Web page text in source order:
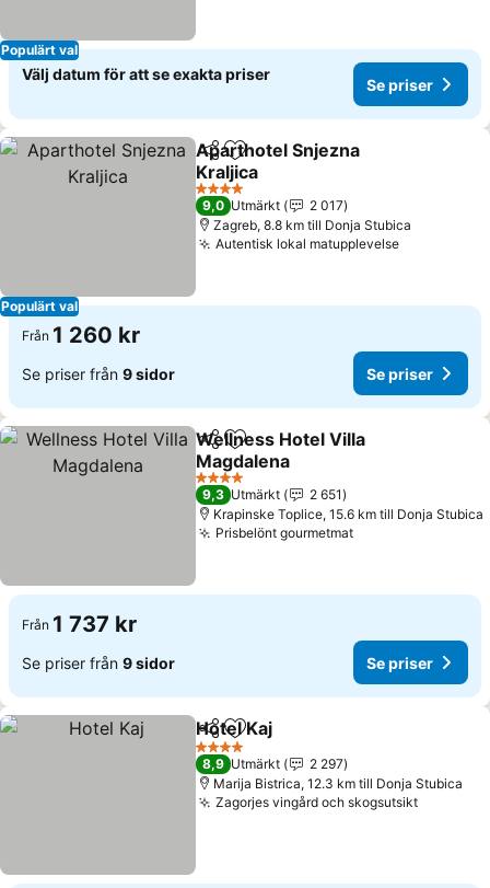
Populärt val
Välj datum för att se exakta priser
Se priser
Populärt val
Dela Lägg till i Mina Favoriter
Aparthotel Snjezna
Kraljica
Se priser
4 Stjärnor
9,0 Utmärkt
2 017
Zagreb, 8.8 km till Donja Stubica
Autentisk lokal matupplevelseSe priser
Från 1 260 kr
Se priser från 9 sidor Se priser
Dela Lägg till i Mina Favoriter
Wellness Hotel Villa
Magdalena
Se priser
4 Stjärnor
9,3 Utmärkt
2 651
Krapinske Toplice, 15.6 km till Donja Stubica
Prisbelönt gourmetmatSe priser
Från 1 737 kr
Se priser från 9 sidor Se priser
Dela Lägg till i Mina Favoriter
Hotel Kaj
4 Stjärnor
8,9 Utmärkt
2 297
Marija Bistrica, 12.3 km till Donja Stubica
Zagorjes vingård och skogsutsiktSe priser